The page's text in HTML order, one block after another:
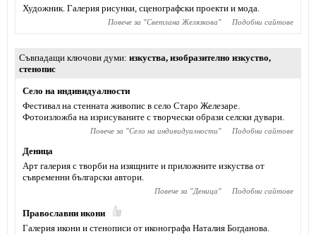
Художник. Галерия рисунки, сценографски проекти и мода.
Повече за "Светлана Желязкова" Подобни сайтове
Съвпадащи ключови думи изкуства, изобразително изкуство,
стенопис
Село на индивидуалности
Фестивал на стенната живопис в село Старо Железаре.
Фотоизложба на изрисуваните с творчески образи селски дувари.
Повече за "Село на индивидуалности" Подобни сайтове
Деница
Арт галерия с творби на изящните и приложните изкуства от
съвременни български автори.
Повече за "Деница" Подобни сайтове
Православни икони
Галерия икони и стенописи от иконографа Наталия Богданова.